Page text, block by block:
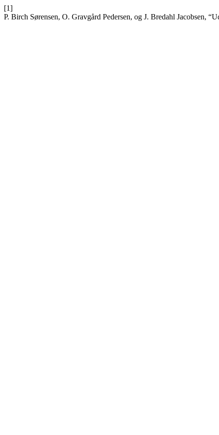
[1]
P. Birch Sørensen, O. Gravgård Pedersen, og J. Bredahl Jacobsen,